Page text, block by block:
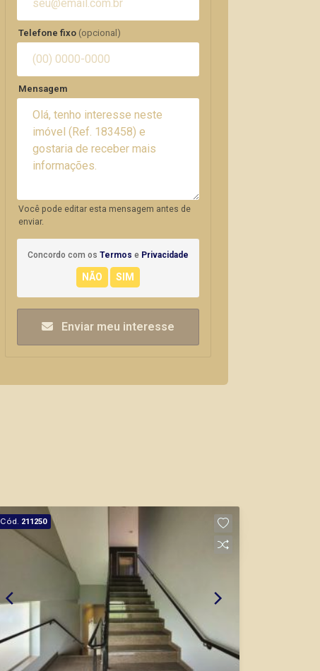
Telefone fixo (opcional)
Mensagem
Você pode editar esta mensagem antes de
enviar.
Concordo com os Termos e Privacidade
Enviar meu interesse
Cód. 211250